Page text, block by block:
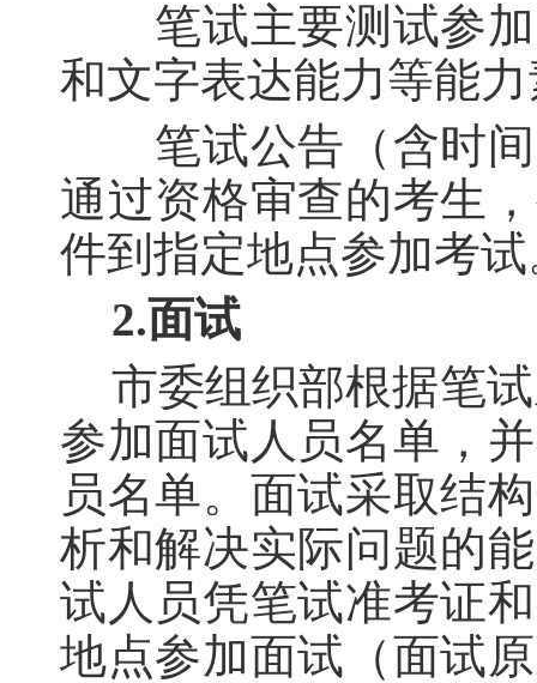
笔试主要测试参加
和文字表达能力等能
笔试公告（含时间
通过资格审查的考生
件到指定地点参加考
2.面试
市委组织部根据笔
参加面试人员名单，
员名单。面试采取结
析和解决实际问题的
试人员凭笔试准考证
地点参加面试（面试